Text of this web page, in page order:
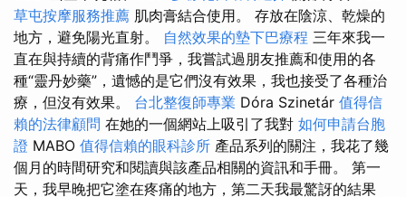
草屯按摩服務推薦 肌肉膏結合使用。 存放在陰涼、乾燥的
地方，避免陽光直射。 自然效果的墊下巴療程 三年來我一
直在與持續的背痛作鬥爭，我嘗試過朋友推薦和使用的各
種“靈丹妙藥”，遺憾的是它們沒有效果，我也接受了各種治
療，但沒有效果。 台北整復師專業 Dóra Szinetár 值得信
賴的法律顧問 在她的一個網站上吸引了我對 如何申請台胞
證 MABO 值得信賴的眼科診所 產品系列的關注，我花了幾
個月的時間研究和閱讀與該產品相關的資訊和手冊。 第一
天，我早晚把它塗在疼痛的地方，第二天我最驚訝的結果